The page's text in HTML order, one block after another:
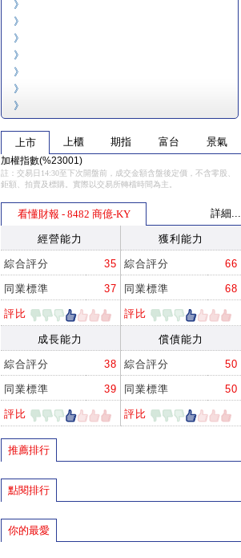
》
》
》
》
》
》
》
上市 上櫃 期指 富台 景氣
加權指數(%23001)
註：交易日14:30至下次開盤前，成交金額含盤後定價，不含零股、
鉅額、拍賣及標購。實際以交易所轉檔時間為主。
看懂財報 - 8482 商億-KY 詳細...
經營能力 獲利能力
綜合評分 35 綜合評分 66
同業標準 37 同業標準 68
評比 評比
成長能力 償債能力
綜合評分 38 綜合評分 50
同業標準 39 同業標準 50
評比 評比
推薦排行
點閱排行
你的最愛